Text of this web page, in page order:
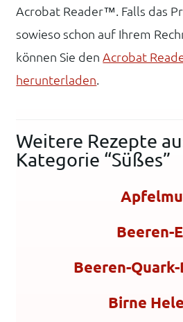
Acrobat Reader™. Falls das
sowieso schon auf Ihrem
können Sie denAcrobat
herunterladen.
Weitere Rezepte
Kategorie “Süßes”
Beeren-
Beeren-
Birne